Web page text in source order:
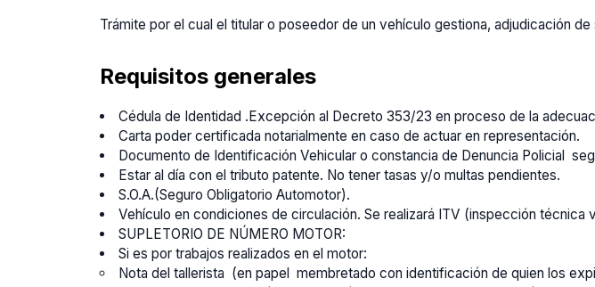
Trámite por el cual el titular o poseedor de un vehículo gestiona, adjudicación
Requisitos generales
Cédula de Identidad .Excepción al Decreto 353/23 en proceso de la
Carta poder certificada notarialmente en caso de actuar en representación.
Documento de Identificación Vehicular o constancia de Denuncia Policial
Estar al día con el tributo patente. No tener tasas y/o multas pendientes.
S.O.A.(Seguro Obligatorio Automotor).
Vehículo en condiciones de circulación. Se realizará ITV (inspección técnica
SUPLETORIO DE NÚMERO MOTOR:
Si es por trabajos realizados en el motor:
Nota del tallerista (en papel membretado con identificación de quien los